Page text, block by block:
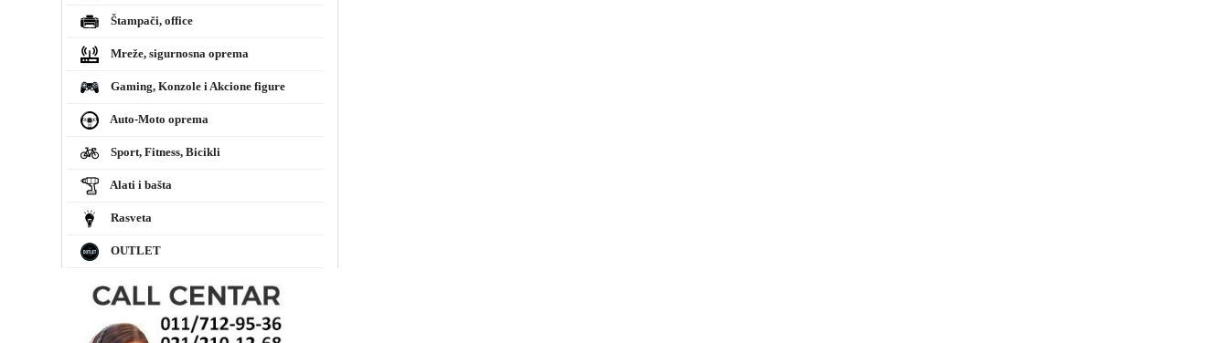
Štampači, office
Mreže, sigurnosna oprema
Gaming, Konzole i Akcione figure
Auto-Moto oprema
Sport, Fitness, Bicikli
Alati i bašta
Rasveta
OUTLET